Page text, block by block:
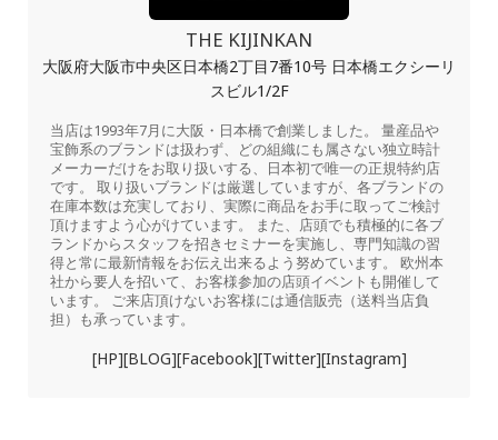
THE KIJINKAN
大阪府大阪市中央区日本橋2丁目7番10号 日本橋エクシーリ
スビル1/2F
当店は1993年7月に大阪・日本橋で創業しました。 量産品や
宝飾系のブランドは扱わず、どの組織にも属さない独立時計
メーカーだけをお取り扱いする、日本初で唯一の正規特約店
です。 取り扱いブランドは厳選していますが、各ブランドの
在庫本数は充実しており、実際に商品をお手に取ってご検討
頂けますよう心がけています。 また、店頭でも積極的に各ブ
ランドからスタッフを招きセミナーを実施し、専門知識の習
得と常に最新情報をお伝え出来るよう努めています。 欧州本
社から要人を招いて、お客様参加の店頭イベントも開催して
います。 ご来店頂けないお客様には通信販売（送料当店負
担）も承っています。
[HP][BLOG][Facebook][Twitter][Instagram]